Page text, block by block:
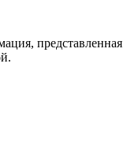
представленная